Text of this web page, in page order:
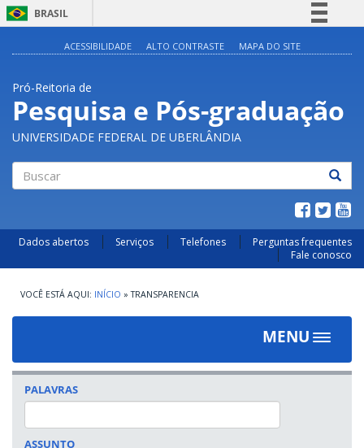
BRASIL
Acesso à informação
Legislação
Canais
ACESSIBILIDADE ALTO CONTRASTE MAPA DO SITE
Pró-Reitoria de
Pesquisa e Pós-graduação
UNIVERSIDADE FEDERAL DE UBERLÂNDIA
Dados abertos Serviços Telefones
Perguntas frequentes
Fale conosco
INÍCIO » TRANSPARENCIA
MENU
Toggle
PALAVRAS
ASSUNTO